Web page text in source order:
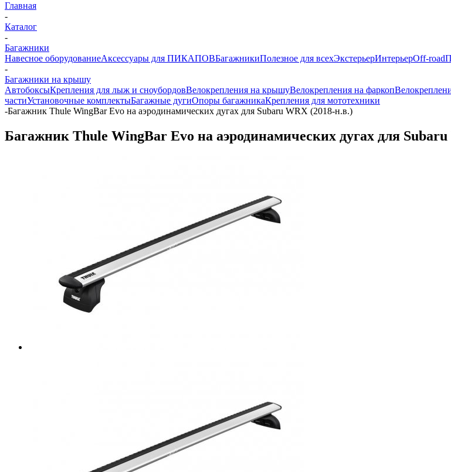
Главная
-
Каталог
-
Багажники
Навесное оборудованиеАксессуары для ПИКАПОВБагажникиПолезное для всехЭкстерьерИнтерьерOff-road
-
Багажники на крышу
АвтобоксыКрепления для лыж и сноубордовВелокрепления на крышуВелокрепления на фаркоп
частиУстановочные комплектыБагажные дугиОпоры багажникаКрепления для мототехники
-Багажник Thule WingBar Evo на аэродинамических дугах для Subaru WRX (2018-н.в.)
Багажник Thule WingBar Evo на аэродинамических дугах для